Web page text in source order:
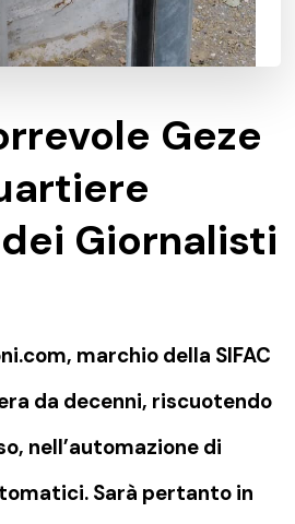
Geze
Giornalisti
marchio della SIFAC
da decenni, riscuotendo
nell’automazione di
Sarà pertanto in